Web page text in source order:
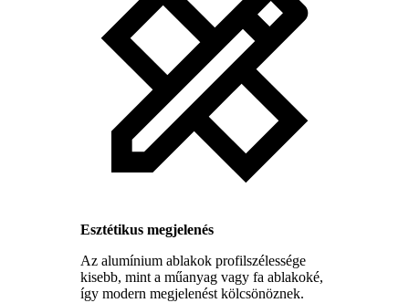
Esztétikus megjelenés
Az alumínium ablakok profilszélessége
kisebb, mint a műanyag vagy fa ablakoké,
így modern megjelenést kölcsönöznek.